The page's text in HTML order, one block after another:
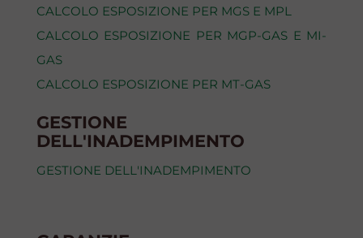
CALCOLO ESPOSIZIONE PER MGS E MPL
CALCOLO ESPOSIZIONE PER MGP-GAS E MI-
GAS
CALCOLO ESPOSIZIONE PER MT-GAS
GESTIONE
DELL'INADEMPIMENTO
GESTIONE DELL'INADEMPIMENTO